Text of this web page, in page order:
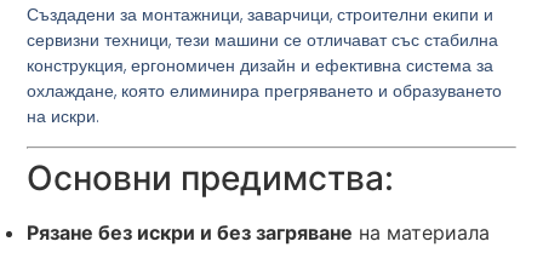
Създадени за монтажници, заварчици, строителни екипи и
сервизни техници, тези машини се отличават съсстабилна
конструкция,ергономичен дизайн иефективна система за
охлаждане, която елиминира прегряването и образуването
на искри.
Основни предимства:
Рязане без искри и без загряване на материала